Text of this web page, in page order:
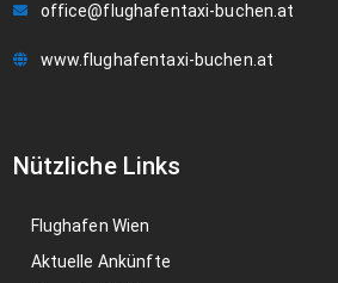
office@flughafentaxi-buchen.at
www.flughafentaxi-buchen.at
Nützliche Links
Flughafen Wien
Aktuelle Ankünfte